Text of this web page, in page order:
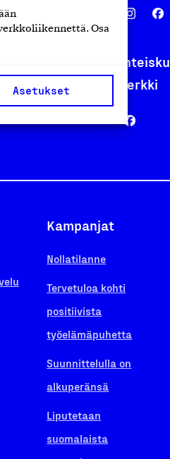
Osa
Asetukset
merkki
Kampanjat
Nollatilanne
Tervetuloa kohti
positiivista
työelämäpuhetta
Suunnittelulla on
alkuperänsä
Liputetaan
suomalaista